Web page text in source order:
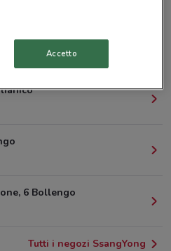
55, Gaglianico
6 Bollengo
Tutti i negozi SsangYong
Accetto